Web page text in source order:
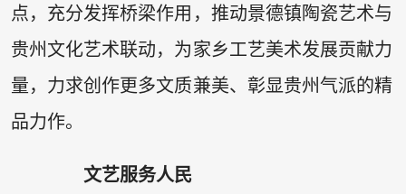
点，充分发挥桥梁作用，推动景德镇陶瓷艺术与
贵州文化艺术联动，为家乡工艺美术发展贡献力
量，力求创作更多文质兼美、彰显贵州气派的精
品力作。
文艺服务人民